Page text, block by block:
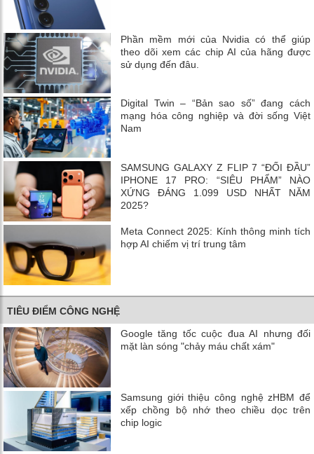
Phần mềm mới của Nvidia có thể giúp
theo dõi xem các chip AI của hãng được
sử dụng đến đâu.
Digital Twin – “Bản sao số” đang cách
mạng hóa công nghiệp và đời sống Việt
Nam
SAMSUNG GALAXY Z FLIP 7 “ĐỐI ĐẦU”
IPHONE 17 PRO: “SIÊU PHẨM” NÀO
XỨNG ĐÁNG 1.099 USD NHẤT NĂM
2025?
Meta Connect 2025: Kính thông minh tích
hợp AI chiếm vị trí trung tâm
TIÊU ĐIỂM CÔNG NGHỆ
Google tăng tốc cuộc đua AI nhưng đối
mặt làn sóng "chảy máu chất xám"
Samsung giới thiệu công nghệ zHBM để
xếp chồng bộ nhớ theo chiều dọc trên
chip logic